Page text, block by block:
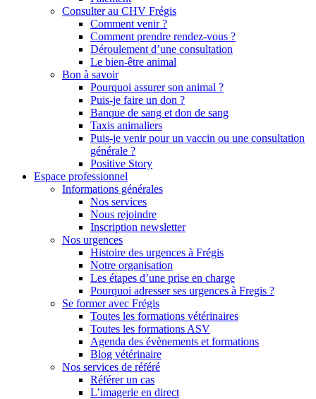
Consulter au CHV Frégis
Comment venir ?
Comment prendre rendez-vous ?
Déroulement d’une consultation
Le bien-être animal
Bon à savoir
Pourquoi assurer son animal ?
Puis-je faire un don ?
Banque de sang et don de sang
Taxis animaliers
Puis-je venir pour un vaccin ou une consultation
générale ?
Positive Story
Espace professionnel
Informations générales
Nos services
Nous rejoindre
Inscription newsletter
Nos urgences
Histoire des urgences à Frégis
Notre organisation
Les étapes d’une prise en charge
Pourquoi adresser ses urgences à Fregis ?
Se former avec Frégis
Toutes les formations vétérinaires
Toutes les formations ASV
Agenda des évènements et formations
Blog vétérinaire
Nos services de référé
Référer un cas
L’imagerie en direct